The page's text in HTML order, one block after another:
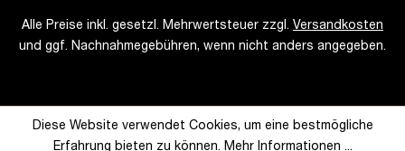
Alle Preise inkl. gesetzl. Mehrwertsteuer zzgl. Versandkosten
und ggf. Nachnahmegebühren, wenn nicht anders angegeben.
Diese Website verwendet Cookies, um eine bestmögliche
Erfahrung bieten zu können. Mehr Informationen ...